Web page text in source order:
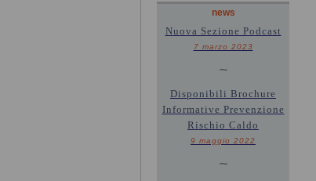
news
Nuova Sezione Podcast
7 marzo 2023
~
Disponibili Brochure
Informative Prevenzione
Rischio Caldo
9 maggio 2022
~